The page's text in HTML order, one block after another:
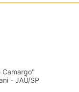
Camargo"
- JAÚ/SP